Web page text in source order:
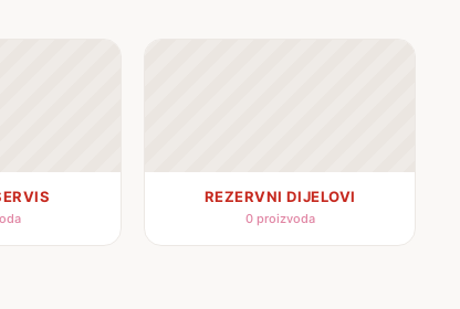
REZERVNI DIJELOVI
0 proizvoda